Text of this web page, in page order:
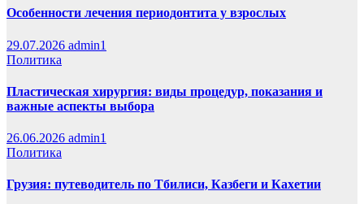
Особенности лечения периодонтита у взрослых
29.07.2026 admin1
Политика
Пластическая хирургия: виды процедур, показания и
важные аспекты выбора
26.06.2026 admin1
Политика
Грузия: путеводитель по Тбилиси, Казбеги и Кахетии